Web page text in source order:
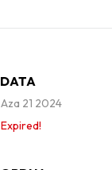
DATA
Aza 21 2024
Expired!